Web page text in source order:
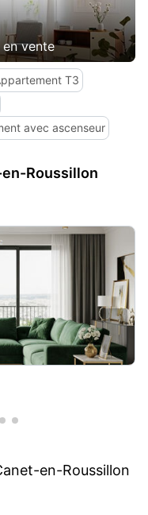
vente
T3
avec ascenseur
Roussillon
en-Roussillon